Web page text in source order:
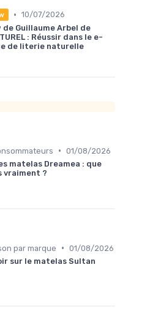
• 10/07/2026
Guillaume Arbel de
: Réussir dans le e-
de literie naturelle
• 01/08/2026
matelas Dreamea : que
vraiment ?
par marque • 01/08/2026
sur le matelas Sultan